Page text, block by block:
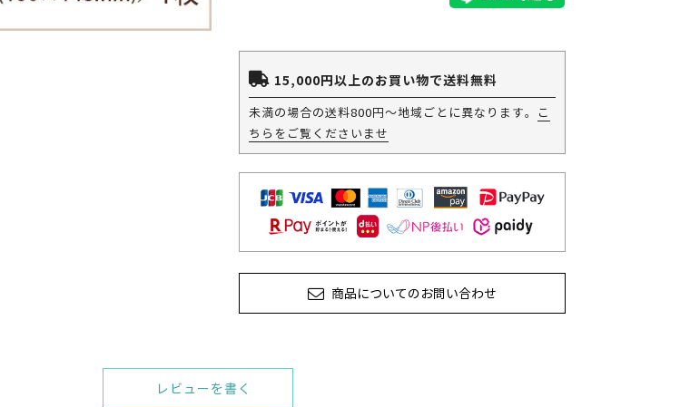
15,000円以上のお買い物で送料無料
未満の場合の送料800円～地域ごとに異なります。
こ
ちらをご覧くださいませ
商品についてのお問い合わせ
レビューを書く